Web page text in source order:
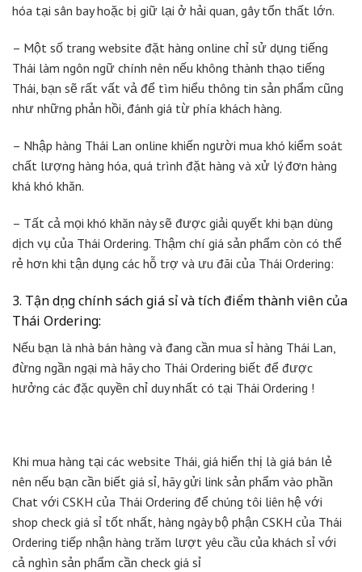
hóa tại sân bay hoặc bị giữ lại ở hải quan, gây tổn thất lớn.
– Một số trang website đặt hàng online chỉ sử dụng tiếng
Thái làm ngôn ngữ chính nên nếu không thành thạo tiếng
Thái, bạn sẽ rất vất vả để tìm hiểu thông tin sản phẩm cũng
như những phản hồi, đánh giá từ phía khách hàng.
– Nhập hàng Thái Lan online khiến người mua khó kiểm soát
chất lượng hàng hóa, quá trình đặt hàng và xử lý đơn hàng
khá khó khăn.
– Tất cả mọi khó khăn này sẽ được giải quyết khi bạn dùng
dịch vụ của Thái Ordering. Thậm chí giá sản phẩm còn có thể
rẻ hơn khi tận dụng các hỗ trợ và ưu đãi của Thái Ordering:
3. Tận dụng chính sách giá sỉ và tích điểm thành viên của
Thái Ordering:
Nếu bạn là nhà bán hàng và đang cần mua sỉ hàng Thái Lan,
đừng ngần ngại mà hãy cho Thái Ordering biết để được
hưởng các đặc quyền chỉ duy nhất có tại Thái Ordering !
Khi mua hàng tại các website Thái, giá hiển thị là giá bán lẻ
nên nếu bạn cần biết giá sỉ, hãy gửi link sản phẩm vào phần
Chat với CSKH của Thái Ordering để chúng tôi liên hệ với
shop check giá sỉ tốt nhất, hàng ngày bộ phận CSKH của Thái
Ordering tiếp nhận hàng trăm lượt yêu cầu của khách sỉ với
cả nghìn sản phẩm cần check giá sỉ